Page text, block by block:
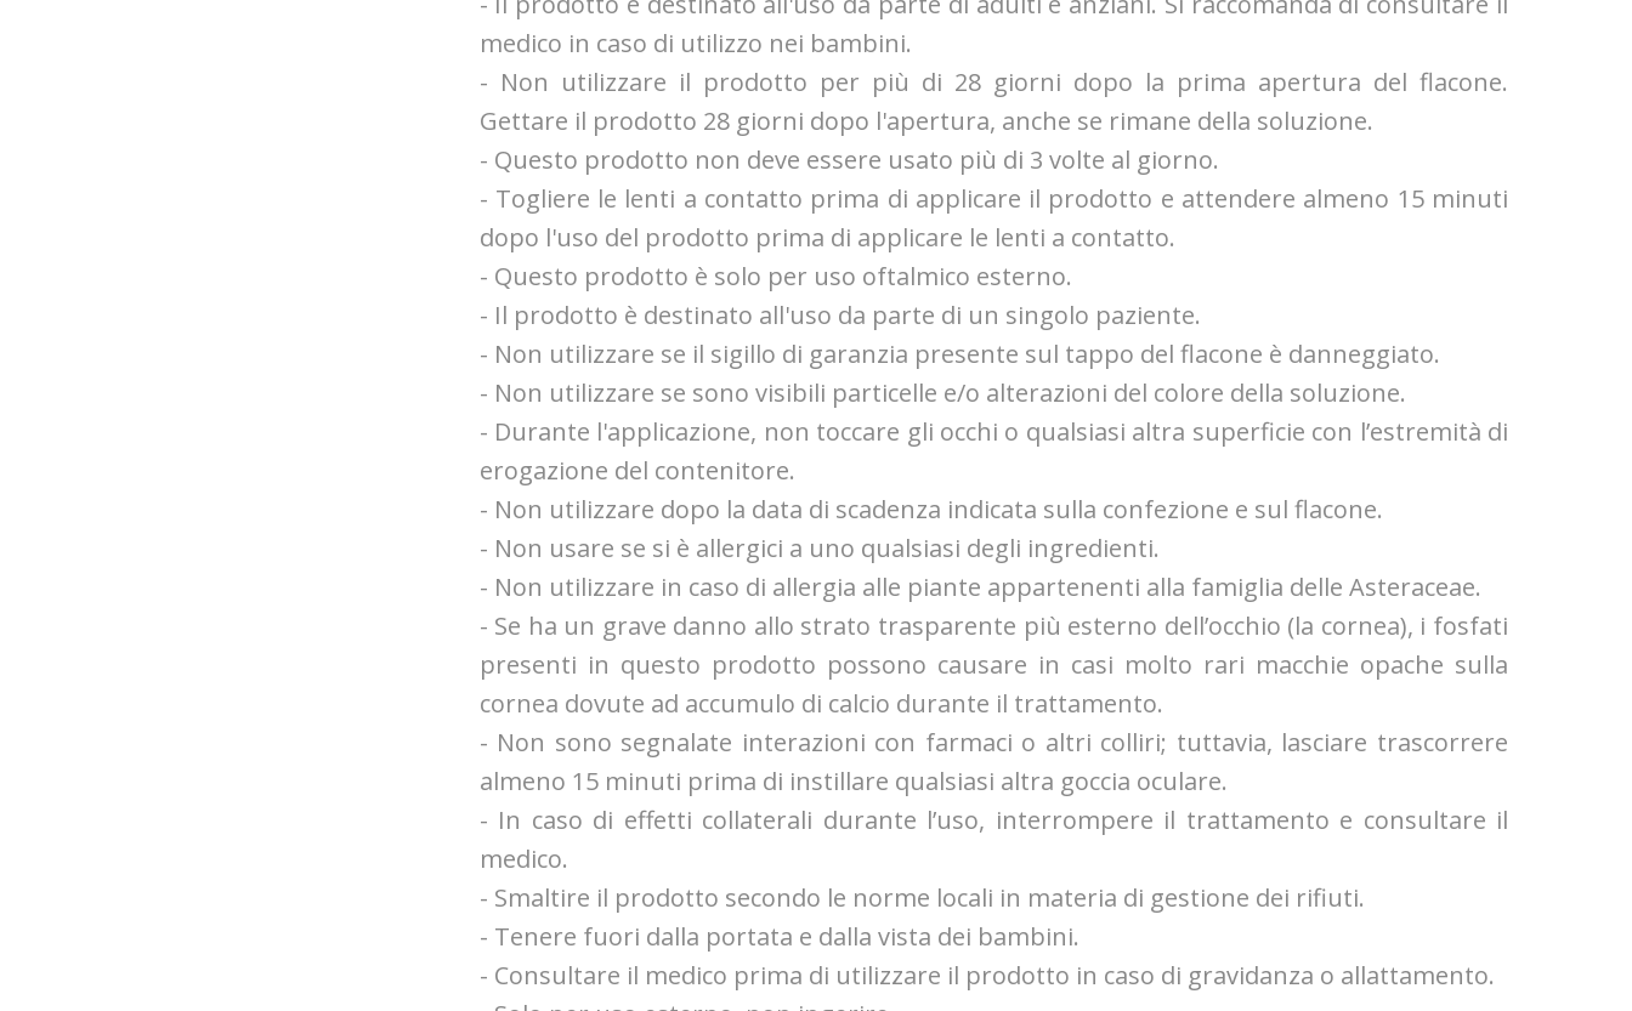
medico in caso di utilizzo nei bambini.
- Non utilizzare il prodotto per più di 28 giorni dopo la prima apertura del flacone.
Gettare il prodotto 28 giorni dopo l'apertura, anche se rimane della soluzione.
- Questo prodotto non deve essere usato più di 3 volte al giorno.
- Togliere le lenti a contatto prima di applicare il prodotto e attendere almeno 15 minuti
dopo l'uso del prodotto prima di applicare le lenti a contatto.
- Questo prodotto è solo per uso oftalmico esterno.
- Il prodotto è destinato all'uso da parte di un singolo paziente.
- Non utilizzare se il sigillo di garanzia presente sul tappo del flacone è danneggiato.
- Non utilizzare se sono visibili particelle e/o alterazioni del colore della soluzione.
- Durante l'applicazione, non toccare gli occhi o qualsiasi altra superficie con l’estremità di
erogazione del contenitore.
- Non utilizzare dopo la data di scadenza indicata sulla confezione e sul flacone.
- Non usare se si è allergici a uno qualsiasi degli ingredienti.
- Non utilizzare in caso di allergia alle piante appartenenti alla famiglia delle Asteraceae.
- Se ha un grave danno allo strato trasparente più esterno dell’occhio (la cornea), i fosfati
presenti in questo prodotto possono causare in casi molto rari macchie opache sulla
cornea dovute ad accumulo di calcio durante il trattamento.
- Non sono segnalate interazioni con farmaci o altri colliri; tuttavia, lasciare trascorrere
almeno 15 minuti prima di instillare qualsiasi altra goccia oculare.
- In caso di effetti collaterali durante l’uso, interrompere il trattamento e consultare il
medico.
- Smaltire il prodotto secondo le norme locali in materia di gestione dei rifiuti.
- Tenere fuori dalla portata e dalla vista dei bambini.
- Consultare il medico prima di utilizzare il prodotto in caso di gravidanza o allattamento.